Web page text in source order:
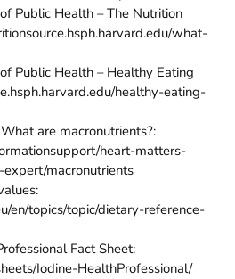
Public Health – The Nutrition
what-
Public Health – Healthy Eating
healthy-eating-
are macronutrients?:
heart-matters-
expert/macronutrients
en/topics/topic/dietary-reference-
Fact Sheet:
Iodine-HealthProfessional/